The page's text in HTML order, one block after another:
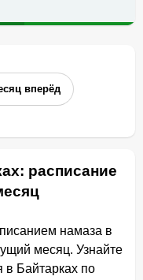
вперёд
расписание
намаза в
месяц. Узнайте
в Байтарках по